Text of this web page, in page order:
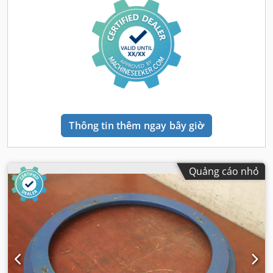
Thông tin thêm ngay bây giờ
Quảng cáo nhỏ